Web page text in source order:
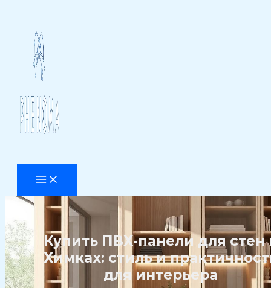
Купить ПВХ-панели для стен
Химках: стиль и
для интерьера